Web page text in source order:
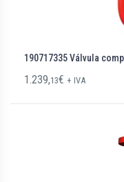
190717335 Válvula
1.239,13€ + IVA